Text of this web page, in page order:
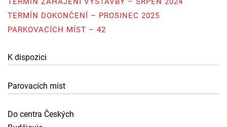
TERMÍN DOKONČENÍ – PROSINEC 2025
PARKOVACÍCH MÍST – 42
K dispozici
Parovacích míst
Do centra Českých